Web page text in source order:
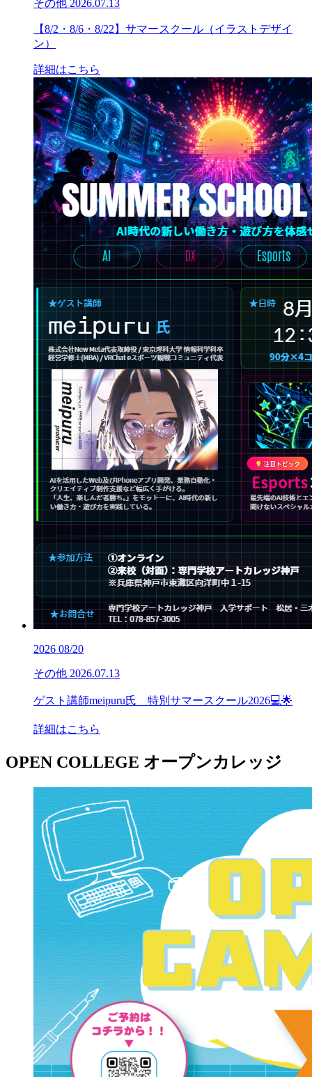
その他 2026.07.13
【8/2・8/6・8/22】サマースクール（イラストデザイ
ン）
詳細はこちら
2026 08/20
その他 2026.07.13
ゲスト講師meipuru氏 特別サマースクール2026💻🌟
詳細はこちら
OPEN COLLEGE オープンカレッジ